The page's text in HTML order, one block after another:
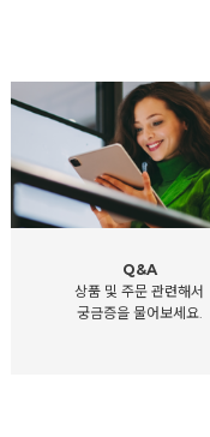
Q&A
상품 및 주문 관련해서
궁금증을 물어보세요.